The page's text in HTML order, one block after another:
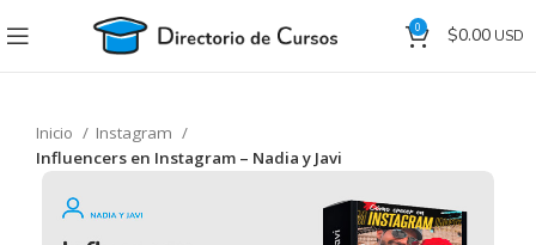
0 $0.00
Inicio
Instagram
Influencers en Instagram – Nadia y Javi